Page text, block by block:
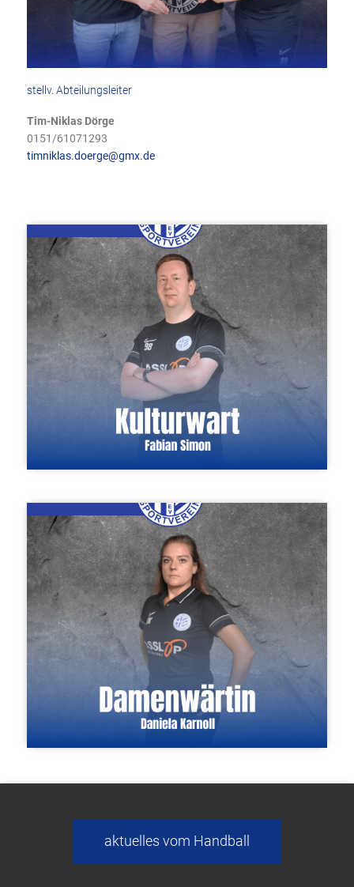
stellv. Abteilungsleiter
Tim-Niklas Dörge
0151/61071293
timniklas.doerge@gmx.de
Fabian Simon
Mobil.: 0160 / 96729924
E-Mail: fabiansimon1988@gmx.de
aktuelles vom Handball